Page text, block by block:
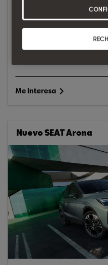
Motor: 1.0 MPI 80 CV
Me interesa
Nuevo SEAT Arona